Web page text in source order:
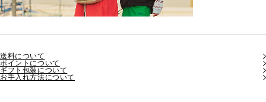
送料について
ポイントについて
ギフト包装について
お手入れ方法について